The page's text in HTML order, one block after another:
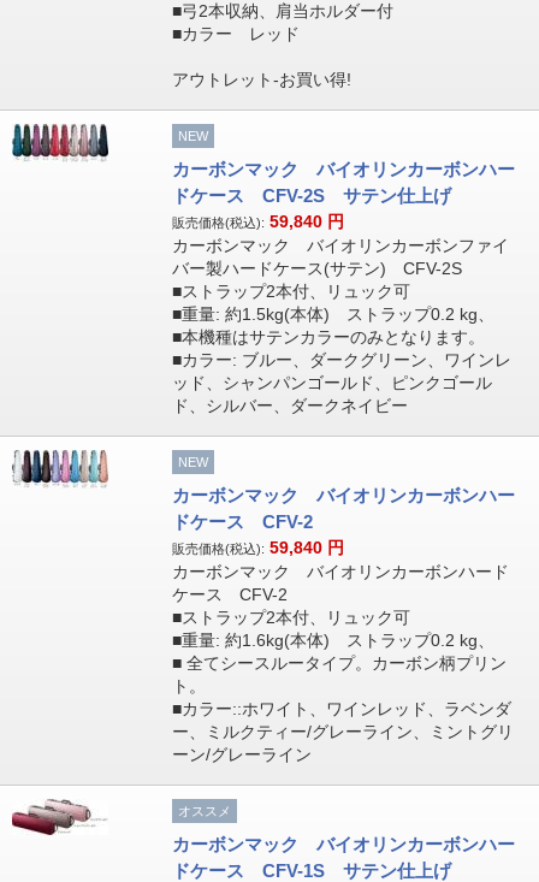
■弓2本収納、肩当ホルダー付
■カラー レッド
アウトレット-お買い得!
NEW
カーボンマック バイオリンカーボンハー
ドケース CFV-2S サテン仕上げ
販売価格(税込): 59,840 円
カーボンマック バイオリンカーボンファイ
バー製ハードケース(サテン) CFV-2S
■ストラップ2本付、リュック可
■重量: 約1.5kg(本体) ストラップ0.2 kg、
■本機種はサテンカラーのみとなります。
■カラー: ブルー、ダークグリーン、ワインレ
ッド、シャンパンゴールド、ピンクゴール
ド、シルバー、ダークネイビー
NEW
カーボンマック バイオリンカーボンハー
ドケース CFV-2
販売価格(税込): 59,840 円
カーボンマック バイオリンカーボンハード
ケース CFV-2
■ストラップ2本付、リュック可
■重量: 約1.6kg(本体) ストラップ0.2 kg、
■ 全てシースルータイプ。カーボン柄プリン
ト。
■カラー::ホワイト、ワインレッド、ラベンダ
ー、ミルクティー/グレーライン、ミントグリ
ーン/グレーライン
オススメ
カーボンマック バイオリンカーボンハー
ドケース CFV-1S サテン仕上げ